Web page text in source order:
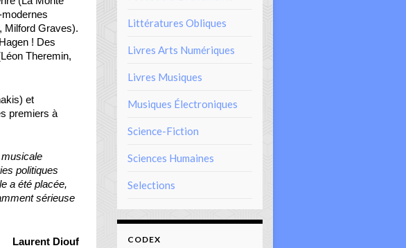
Milford Graves).
! Des
Theremin,
et
premiers à
politiques
a été placée,
sérieuse
Laurent Diouf
Littératures Obliques
Livres Arts Numériques
Livres Musiques
Musiques Électroniques
Science-Fiction
Sciences Humaines
Selections
CODEX